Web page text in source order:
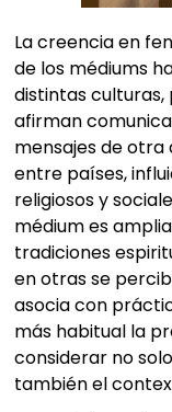
La creencia en
de los médiums
distintas
afirman
mensajes de
entre países,
religiosos y
médium es
tradiciones
en otras se
asocia con
más habitual la
considerar no
también el